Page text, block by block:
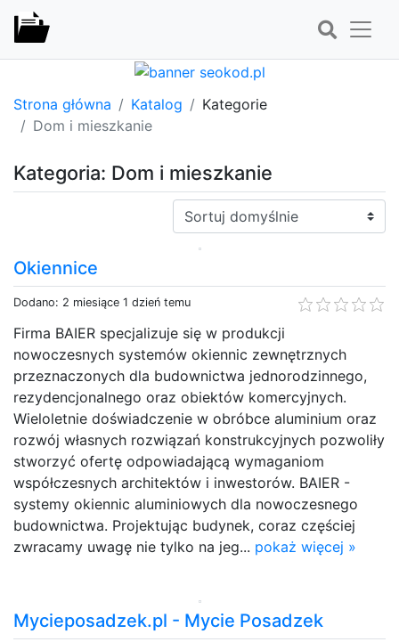
Strona główna Katalog
Kategorie
Dom i mieszkanie
Kategoria: Dom i mieszkanie
Sortuj:
Okiennice
Dodano: 2 miesiące 1 dzień temu
Firma BAIER specjalizuje się w produkcji
nowoczesnych systemów okiennic zewnętrznych
przeznaczonych dla budownictwa jednorodzinnego,
rezydencjonalnego oraz obiektów komercyjnych.
Wieloletnie doświadczenie w obróbce aluminium oraz
rozwój własnych rozwiązań konstrukcyjnych pozwoliły
stworzyć ofertę odpowiadającą wymaganiom
współczesnych architektów i inwestorów. BAIER -
systemy okiennic aluminiowych dla nowoczesnego
budownictwa. Projektując budynek, coraz częściej
zwracamy uwagę nie tylko na jeg... pokaż więcej »
Mycieposadzek.pl - Mycie Posadzek